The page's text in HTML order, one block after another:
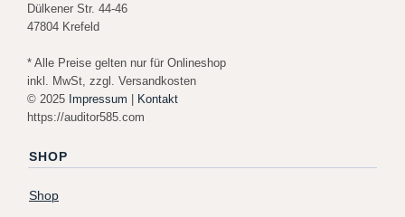
Dülkener Str. 44-46
47804 Krefeld
* Alle Preise gelten nur für Onlineshop
inkl. MwSt, zzgl. Versandkosten
© 2025 Impressum
Kontakt
https://auditor585.com
SHOP
Shop